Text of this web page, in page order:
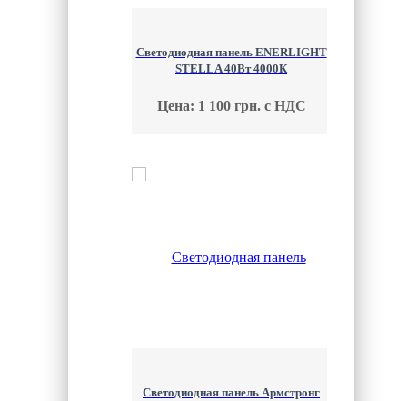
Cветодиодная панель ENERLIGHT
STELLA 40Вт 4000К
Цена: 1 100 грн. с НДС
Светодиодная панель Армстронг